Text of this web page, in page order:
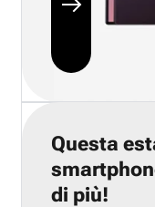
Questa
di più!